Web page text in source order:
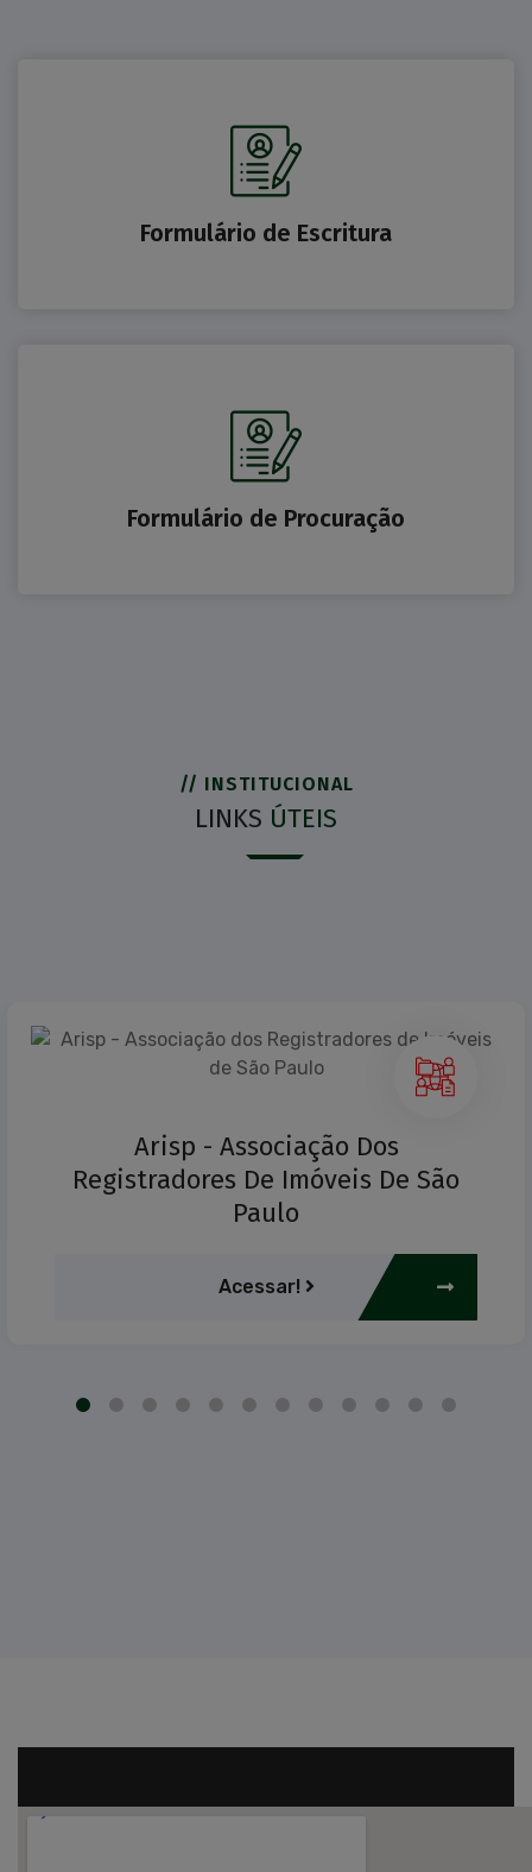
Formulário de Escritura
Formulário de Procuração
// INSTITUCIONAL
LINKS ÚTEIS
Arisp - Associação Dos
Registradores De Imóveis De São
Paulo
Acessar!